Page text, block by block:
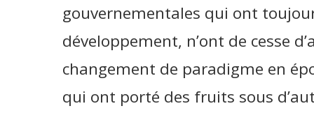
gouvernementales qui ont
développement, n’ont de cesse
changement de paradigme en
qui ont porté des fruits sous